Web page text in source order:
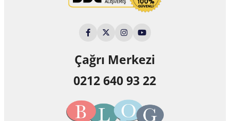
Çağrı Merkezi
0212 640 93 22